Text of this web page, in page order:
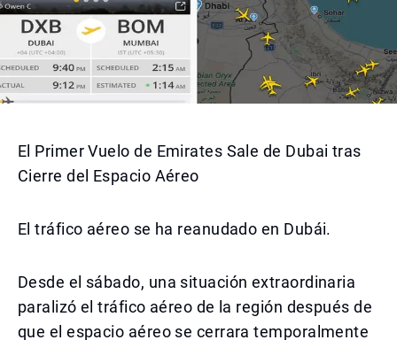
El Primer Vuelo de Emirates Sale de Dubai tras
Cierre del Espacio Aéreo
El tráfico aéreo se ha reanudado en Dubái.
Desde el sábado, una situación extraordinaria
paralizó el tráfico aéreo de la región después de
que el espacio aéreo se cerrara temporalmente